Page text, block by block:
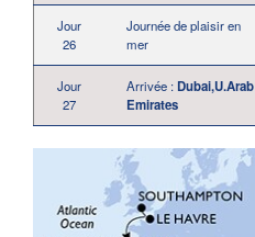
Jour
26
Journée de plaisir en
mer
Jour
27
Arrivée :Dubai,U.Arab
Emirates